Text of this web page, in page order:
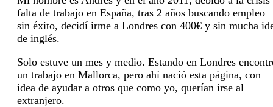
falta de trabajo en España, tras 2 años buscando empleo
sin éxito, decidí irme a Londres con 400€ y sin mucha
de inglés.
Solo estuve un mes y medio. Estando en Londres
un trabajo en Mallorca, pero ahí nació esta página, con
idea de ayudar a otros que como yo, querían irse al
extranjero.